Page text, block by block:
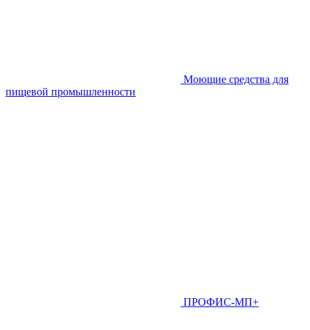
Моющие средства для
пищевой промышленности
ПРОФИС-МП+